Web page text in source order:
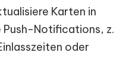
Karten in
Push-Notifications, z.
oder